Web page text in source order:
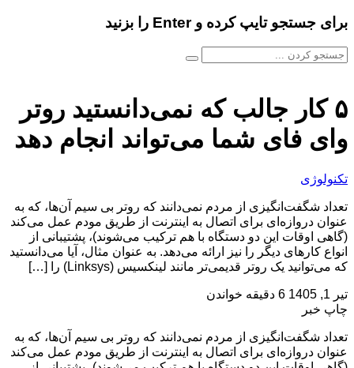
برای جستجو تایپ کرده و Enter را بزنید
۵ کار جالب که نمی‌دانستید روتر
وای فای شما می‌تواند انجام دهد
تکنولوژی
تعداد شگفت‌انگیزی از مردم نمی‌دانند که روتر بی سیم آن‌ها، که به
عنوان دروازه‌ای برای اتصال به اینترنت از طریق مودم عمل می‌کند
(گاهی اوقات این دو دستگاه با هم ترکیب می‌شوند)، پشتیبانی از
انواع کارهای دیگر را نیز ارائه می‌دهد. به عنوان مثال، آیا می‌دانستید
که می‌توانید یک روتر قدیمی‌تر مانند لینکسیس (Linksys) را […]
تیر 1, 1405
6 دقیقه خواندن
چاپ خبر
تعداد شگفت‌انگیزی از مردم نمی‌دانند که روتر بی سیم آن‌ها، که به
عنوان دروازه‌ای برای اتصال به اینترنت از طریق مودم عمل می‌کند